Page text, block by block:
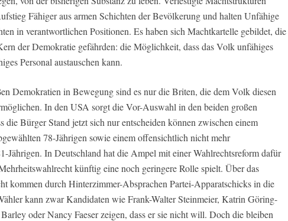
Fähiger aus armen Schichten der Bevölkerung und halten Unfähige
in verantwortlichen Positionen. Es haben sich Machtkartelle gebildet, die
der Demokratie gefährden: die Möglichkeit, dass das Volk unfähiges
Personal austauschen kann.
Demokratien in Bewegung sind es nur die Briten, die dem Volk diesen
In den USA sorgt die Vor-Auswahl in den beiden großen
die Bürger Stand jetzt sich nur entscheiden können zwischen einem
78-Jährigen sowie einem offensichtlich nicht mehr
Jährigen. In Deutschland hat die Ampel mit einer Wahlrechtsreform dafür
künftig eine noch geringere Rolle spielt. Über das
kommen durch Hinterzimmer-Absprachen Partei-Apparatschicks in die
kann zwar Kandidaten wie Frank-Walter Steinmeier, Katrin Göring-
oder Nancy Faeser zeigen, dass er sie nicht will. Doch die bleiben